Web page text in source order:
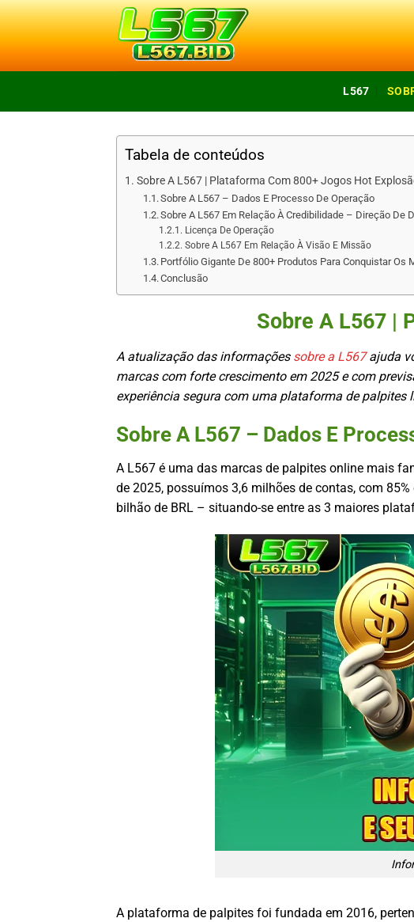
Skip
to
content
L567
Tabela de conteúdos
Sobre A L567 | Plataforma Com 800+ Jogos Hot
Sobre A L567 – Dados E Processo De Operação
Sobre A L567 Em Relação À Credibilidade – Direção De
Licença De Operação
Sobre A L567 Em Relação À Visão E Missão
Portfólio Gigante De 800+ Produtos Para Conquistar Os
Conclusão
Sobre A L567 |
A atualização das informações sobre a L567ajuda
marcas com forte crescimento em 2025 e com
experiência segura com uma plataforma de
Sobre A L567 – Dados E
A L567 é uma das marcas de palpites online mais
de 2025, possuímos 3,6 milhões de contas, com
bilhão de BRL – situando-se entre as 3 maiores
A plataforma de palpites foi fundada em 2016,